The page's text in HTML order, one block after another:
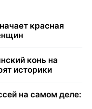
красная
конь на
историки
на самом деле: